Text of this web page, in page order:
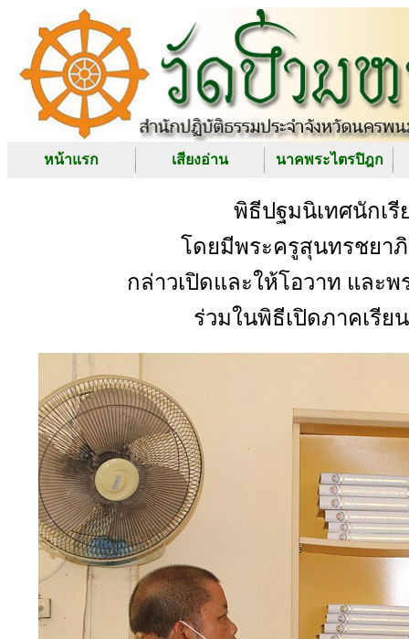
หน้าแรก เสียงอ่าน นาคพระไตรปิฎก
พิธีปฐมนิเทศนักเรี
โดยมีพระครูสุนทรชยา
กล่าวเปิดและให้โอวาท และ
ร่วมในพิธีเปิดภาคเรีย